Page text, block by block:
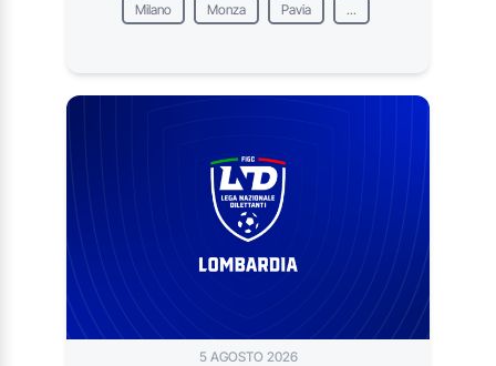
Milano Monza Pavia ...
5 AGOSTO 2026